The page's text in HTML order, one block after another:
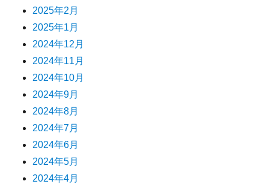
2025年2月
2025年1月
2024年12月
2024年11月
2024年10月
2024年9月
2024年8月
2024年7月
2024年6月
2024年5月
2024年4月